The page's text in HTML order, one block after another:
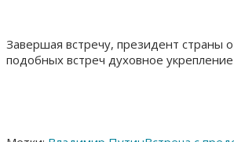
Завершая встречу, президент страны
подобных встреч духовное